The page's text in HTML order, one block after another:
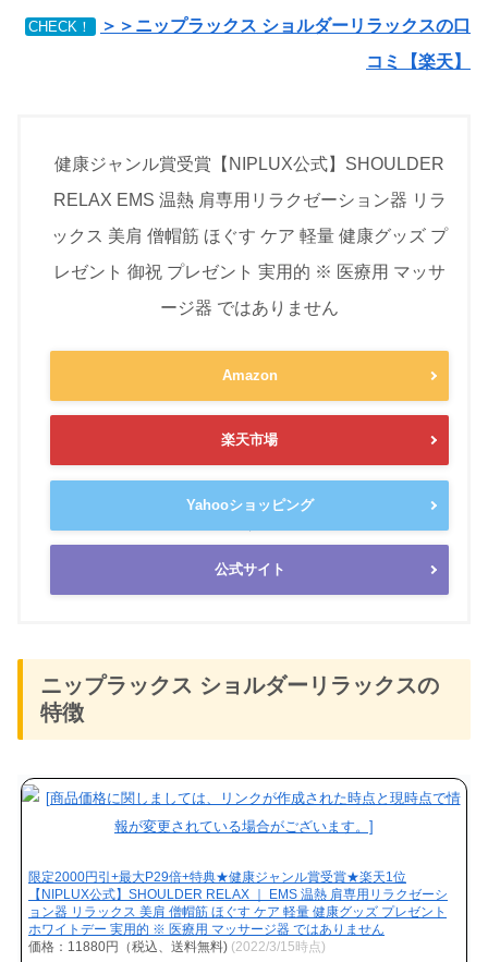
CHECK！
＞＞ニップラックス ショルダーリラックスの口
コミ【楽天】
健康ジャンル賞受賞【NIPLUX公式】SHOULDER
RELAX EMS 温熱 肩専用リラクゼーション器 リラ
ックス 美肩 僧帽筋 ほぐす ケア 軽量 健康グッズ プ
レゼント 御祝 プレゼント 実用的 ※ 医療用 マッサ
ージ器 ではありません
Amazon
楽天市場
Yahooショッピング
公式サイト
ニップラックス ショルダーリラックスの
特徴
限定2000円引+最大P29倍+特典★健康ジャンル賞受賞★楽天1位
【NIPLUX公式】SHOULDER RELAX ｜ EMS 温熱 肩専用リラクゼーシ
ョン器 リラックス 美肩 僧帽筋 ほぐす ケア 軽量 健康グッズ プレゼント
ホワイトデー 実用的 ※ 医療用 マッサージ器 ではありません
価格：11880円（税込、送料無料) (2022/3/15時点)